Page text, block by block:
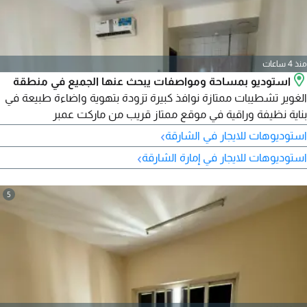
منذ 4 ساعات
استوديو بمساحة ومواصفات يبحث عنها الجميع في منطقة
الغوير تشطيبات ممتازة نوافذ كبيرة تزودة بتهوية واضاءة طبيعة في
بناية نظيفة وراقية في موقع ممتاز قريب من ماركت عمبر
ومستشفى رويال وموقف الحافلات وكل الخدمات حولك مع مخرج
سهل لدبي وعجمان بسعر 14995 مع تسهيلات في السداد تصل الى
6 دفعات وصيانة كاملة على المالك 1
استوديوهات للايجار في الشارقة›
استوديوهات للايجار في إمارة الشارقة›
5